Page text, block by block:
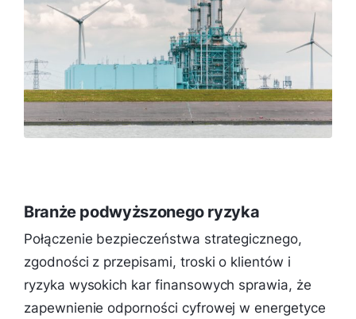
Branże podwyższonego ryzyka
Połączenie bezpieczeństwa strategicznego,
zgodności z przepisami, troski o klientów i
ryzyka wysokich kar finansowych sprawia, że
zapewnienie odporności cyfrowej w energetyce